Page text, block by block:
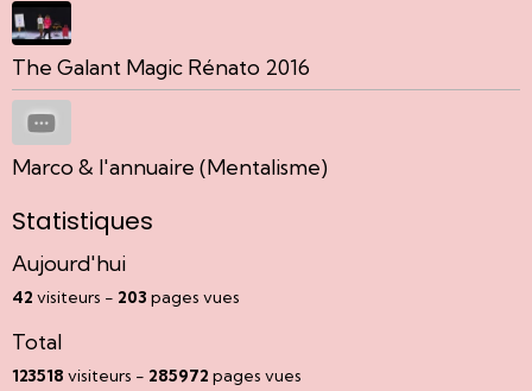
The Galant Magic Rénato 2016
Marco & l'annuaire (Mentalisme)
Statistiques
Aujourd'hui
42 visiteurs - 203 pages vues
Total
123518 visiteurs - 285972 pages vues